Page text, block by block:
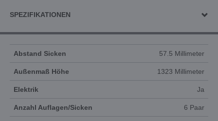
SPEZIFIKATIONEN
Abstand Sicken 57.5 Millimeter
Außenmaß Höhe 1323 Millimeter
Elektrik Ja
Anzahl Auflagen/Sicken 6 Paar